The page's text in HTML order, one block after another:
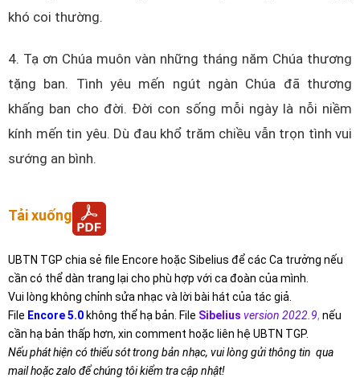
khó coi thường.
4. Tạ ơn Chúa muôn vàn những tháng năm Chúa thương
tặng ban. Tình yêu mến ngút ngàn Chúa đã thương
khấng ban cho đời. Đời con sống mỗi ngày là nỗi niềm
kính mến tin yêu. Dù đau khổ trăm chiều vẫn trọn tình vui
sướng an bình.
Tải xuống
UBTN TGP chia sẻ file Encore hoặc Sibelius để các Ca trưởng nếu
cần có thể dàn trang lại cho phù hợp với ca đoàn của mình.
Vui lòng không chỉnh sửa nhạc và lời bài hát của tác giả.
File Encore 5.0 không thể hạ bản. File Sibelius version 2022.9, nếu
cần hạ bản thấp hơn, xin comment hoặc liên hệ UBTN TGP.
Nếu phát hiện có thiếu sót trong bản nhạc, vui lòng gửi thông tin qua
mail hoặc zalo để chúng tôi kiểm tra cập nhật!